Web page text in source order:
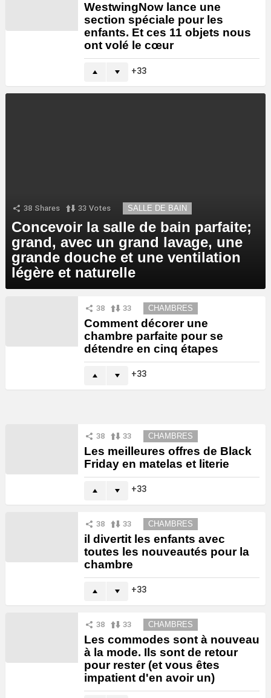
WestwingNow lance une
section spéciale pour les
enfants. Et ces 11 objets nous
ont volé le cœur
33
38 Shares 33 Votes SALLE DE BAIN
Concevoir la salle de bain parfaite;
grand, avec un grand lavage, une
grande douche et une ventilation
légère et naturelle
38 33 CHAMBRES
Comment décorer une
chambre parfaite pour se
détendre en cinq étapes
33
38 33 CHAMBRES
Les meilleures offres de Black
Friday en matelas et literie
33
38 33 CHAMBRES
il divertit les enfants avec
toutes les nouveautés pour la
chambre
33
38 33 CHAMBRES
Les commodes sont à nouveau
à la mode. Ils sont de retour
pour rester (et vous êtes
impatient d'en avoir un)